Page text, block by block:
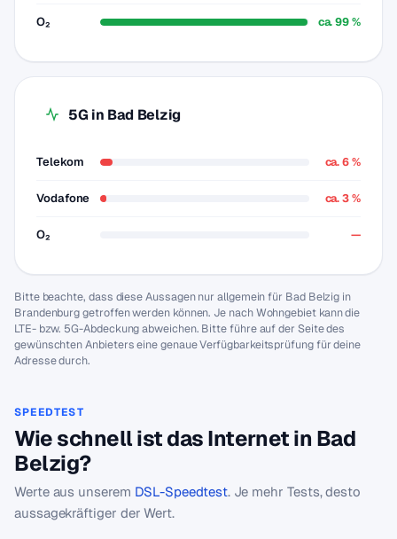
O₂ ca. 99 %
5G in Bad Belzig
Telekom ca. 6 %
Vodafone ca. 3 %
O₂ —
Bitte beachte, dass diese Aussagen nur allgemein für Bad Belzig in
Brandenburg getroffen werden können. Je nach Wohngebiet kann die
LTE- bzw. 5G-Abdeckung abweichen. Bitte führe auf der Seite des
gewünschten Anbieters eine genaue Verfügbarkeitsprüfung für deine
Adresse durch.
SPEEDTEST
Wie schnell ist das Internet in Bad
Belzig?
Werte aus unserem DSL-Speedtest. Je mehr Tests, desto
aussagekräftiger der Wert.